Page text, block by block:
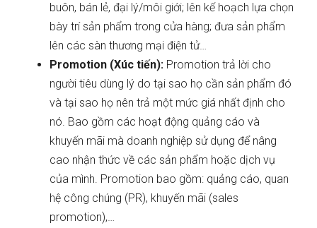
buôn, bán lẻ, đại lý/môi giới; lên kế hoạch lựa chọn
bày trí sản phẩm trong cửa hàng; đưa sản phẩm
lên các sàn thương mại điện tử…
Promotion (Xúc tiến): Promotion trả lời cho
người tiêu dùng lý do tại sao họ cần sản phẩm đó
và tại sao họ nên trả một mức giá nhất định cho
nó. Bao gồm các hoạt động quảng cáo và
khuyến mãi mà doanh nghiệp sử dụng để nâng
cao nhận thức về các sản phẩm hoặc dịch vụ
của mình. Promotion bao gồm: quảng cáo, quan
hệ công chúng (PR), khuyến mãi (sales
promotion),…